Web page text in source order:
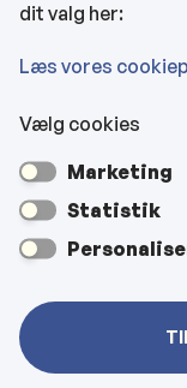
Rådhuset
Kultur- &
dit valg her:
Læs vores
Vælg cookies
Marketing
Statistik